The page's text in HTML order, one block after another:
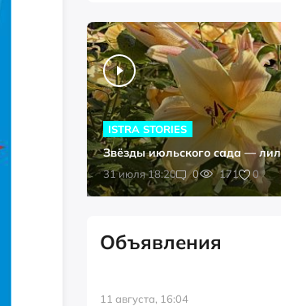
31 июля 18:20 0 171 0
ISTRA STORIES
Звёзды июльского сада —
Объявления
11 августа, 16:04